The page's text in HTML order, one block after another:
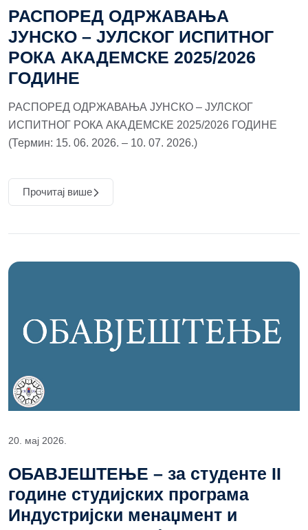
РАСПОРЕД ОДРЖАВАЊА
ЈУНСКО – ЈУЛСКОГ ИСПИТНОГ
РОКА АКАДЕМСКЕ 2025/2026
ГОДИНЕ
РАСПОРЕД ОДРЖАВАЊА ЈУНСКО – ЈУЛСКОГ
ИСПИТНОГ РОКА АКАДЕМСКЕ 2025/2026 ГОДИНЕ
(Термин: 15. 06. 2026. – 10. 07. 2026.)
Прочитај више
20. мај 2026.
ОБАВЈЕШТЕЊЕ – за студенте II
године студијских програма
Индустријски менаџмент и